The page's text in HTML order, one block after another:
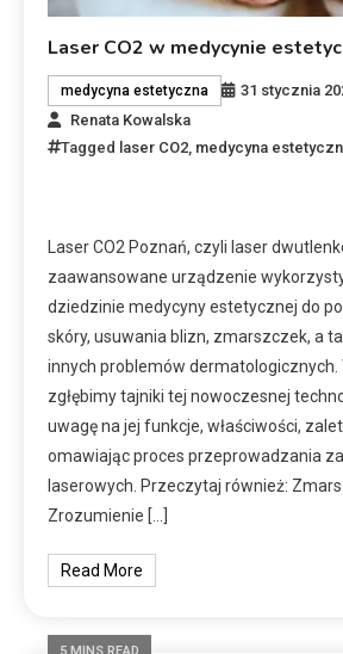
Laser CO2 w medycynie
medycyna estetyczna
31 stycznia
Renata Kowalska
Tagged laser CO2 medycyna
Laser CO2 Poznań, czyli laser
zaawansowane urządzenie
dziedzinie medycyny estetycznej do
skóry, usuwania blizn, zmarszczek, a
innych problemów dermatologicznych.
zgłębimy tajniki tej nowoczesnej
uwagę na jej funkcje, właściwości,
omawiając proces przeprowadzania
laserowych. Przeczytaj również:
Zrozumienie […]
Read More
5 MINS READ